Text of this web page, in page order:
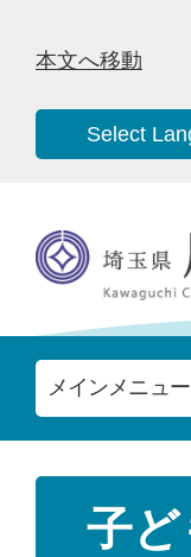
本文へ移動
Select
メインメニュー
子